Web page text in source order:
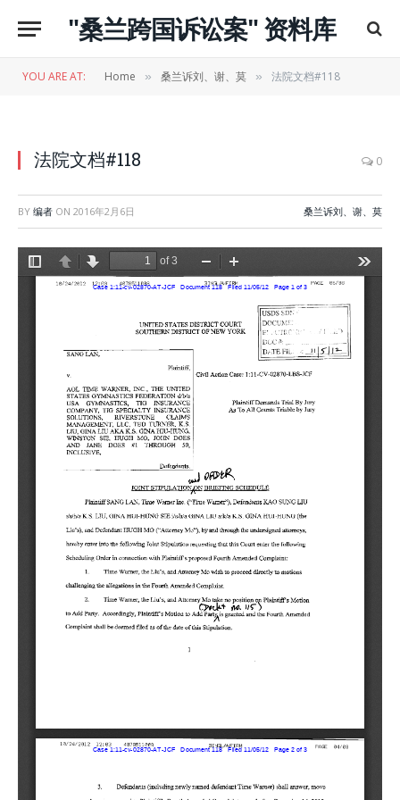
"桑兰跨国诉讼案" 资料库
YOU ARE AT: Home » 桑兰诉刘、谢、莫 » 法院文档#118
法院文档#118 0
BY 编者 ON 2016年2月6日 桑兰诉刘、谢、莫